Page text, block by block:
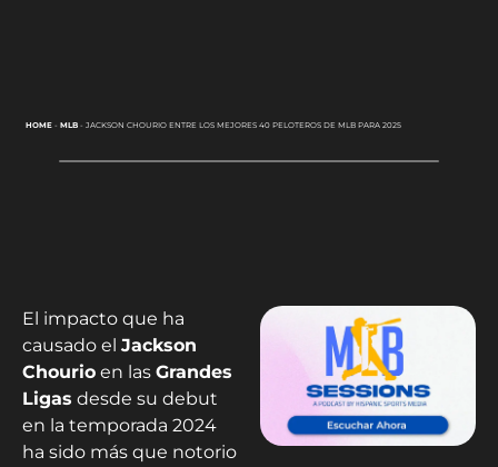
HOME- MLB- JACKSON CHOURIO ENTRE LOS MEJORES 40 PELOTEROS DE MLB PARA 2025
El impacto que ha
causado el Jackson
Chourio en las Grandes
Ligas desde su debut
en la temporada 2024
ha sido más que notorio